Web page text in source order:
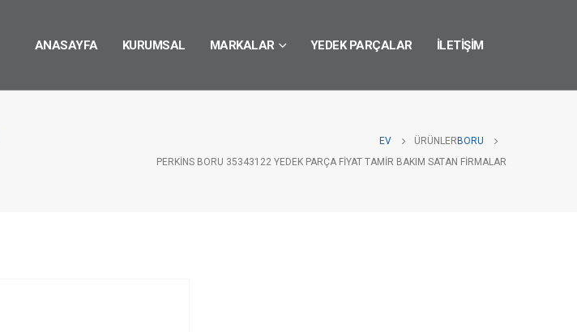
ANASAYFA KURUMSAL MARKALAR YEDEK PARÇALAR İLETIŞIM
EV ÜRÜNLER BORU
PERKINS BORU 35343122 YEDEK PARÇA FIYAT TAMIR BAKIM SATAN FIRMALAR